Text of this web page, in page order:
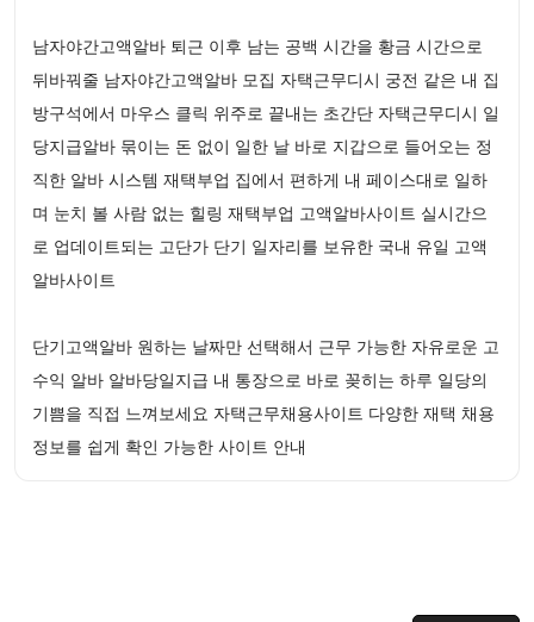
남자야간고액알바 퇴근 이후 남는 공백 시간을 황금 시간으로
뒤바꿔줄 남자야간고액알바 모집 자택근무디시 궁전 같은 내 집
방구석에서 마우스 클릭 위주로 끝내는 초간단 자택근무디시 일
당지급알바 묶이는 돈 없이 일한 날 바로 지갑으로 들어오는 정
직한 알바 시스템 재택부업 집에서 편하게 내 페이스대로 일하
며 눈치 볼 사람 없는 힐링 재택부업 고액알바사이트 실시간으
로 업데이트되는 고단가 단기 일자리를 보유한 국내 유일 고액
알바사이트
단기고액알바 원하는 날짜만 선택해서 근무 가능한 자유로운 고
수익 알바 알바당일지급 내 통장으로 바로 꽂히는 하루 일당의
기쁨을 직접 느껴보세요 자택근무채용사이트 다양한 재택 채용
정보를 쉽게 확인 가능한 사이트 안내